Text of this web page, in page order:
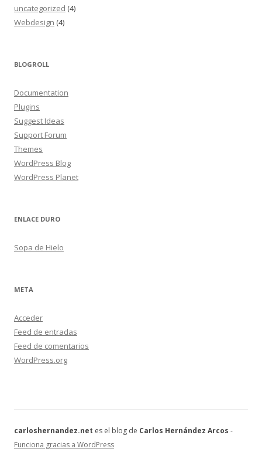
uncategorized (4)
Webdesign (4)
BLOGROLL
Documentation
Plugins
Suggest Ideas
Support Forum
Themes
WordPress Blog
WordPress Planet
ENLACE DURO
Sopa de Hielo
META
Acceder
Feed de entradas
Feed de comentarios
WordPress.org
carloshernandez.net es el blog de Carlos Hernández Arcos -
Funciona gracias a WordPress